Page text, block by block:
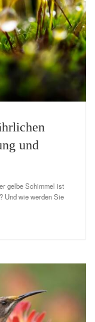
und
gelbe Schimmel ist
Und wie werden Sie